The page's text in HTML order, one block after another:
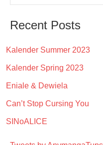
Recent Posts
Kalender Summer 2023
Kalender Spring 2023
Eniale & Dewiela
Can’t Stop Cursing You
SINoALICE